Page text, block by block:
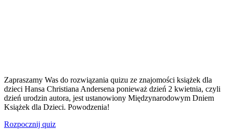
Zapraszamy Was do rozwiązania quizu ze znajomości książek dla
dzieci Hansa Christiana Andersena ponieważ dzień 2 kwietnia, czyli
dzień urodzin autora, jest ustanowiony Międzynarodowym Dniem
Książek dla Dzieci. Powodzenia!
Rozpocznij quiz